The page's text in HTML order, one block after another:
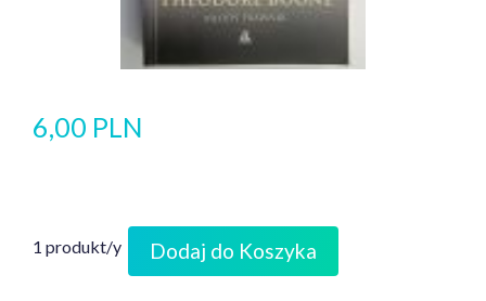
6,00 PLN
1 produkt/y Dodaj do Koszyka